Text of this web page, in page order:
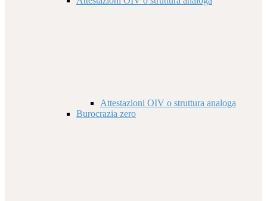
Attestazioni OIV o struttura analoga
Burocrazia zero